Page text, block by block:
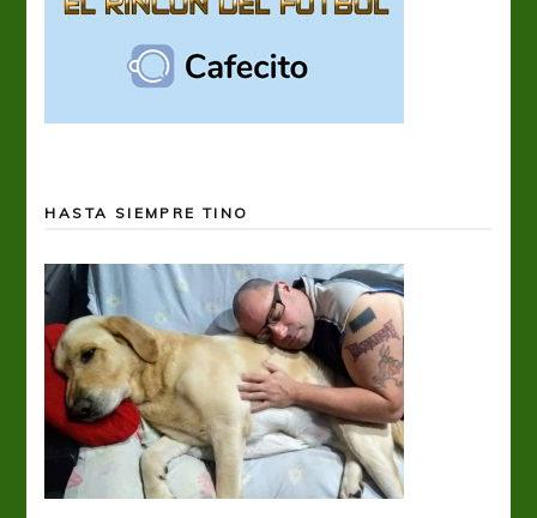
HASTA SIEMPRE TINO